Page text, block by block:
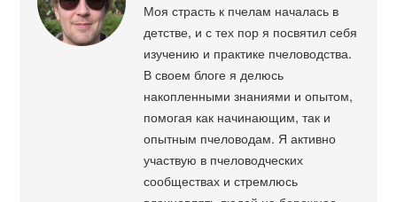
Моя страсть к пчелам началась в
детстве, и с тех пор я посвятил себя
изучению и практике пчеловодства.
В своем блоге я делюсь
накопленными знаниями и опытом,
помогая как начинающим, так и
опытным пчеловодам. Я активно
участвую в пчеловодческих
сообществах и стремлюсь